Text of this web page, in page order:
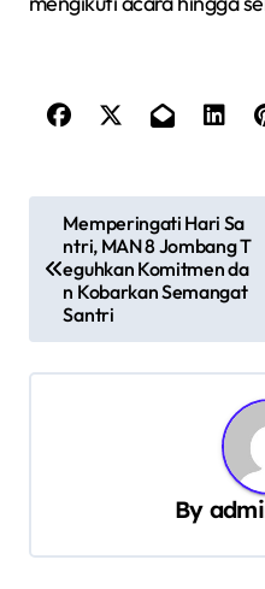
i
g
Memperingati Hari Sa
ntri, MAN 8 Jombang T
eguhkan Komitmen da
n Kobarkan Semangat
Santri
By